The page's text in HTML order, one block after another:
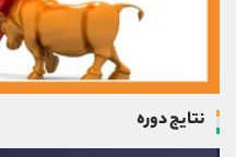
نتایج دوره